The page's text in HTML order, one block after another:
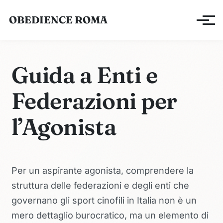
OBEDIENCE ROMA Apri/
Guida a Enti e
Federazioni per
l’Agonista
Per un aspirante agonista, comprendere la
struttura delle federazioni e degli enti che
governano gli sport cinofili in Italia non è un
mero dettaglio burocratico, ma un elemento di